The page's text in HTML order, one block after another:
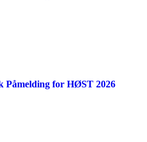
Påmelding for HØST 2026